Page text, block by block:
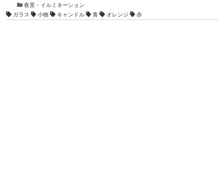
カテゴリー
夜景・イルミネーション
タグガラス 小物 キャンドル 青 オレンジ 赤